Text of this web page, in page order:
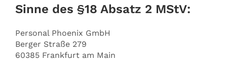
Sinne des §18 Absatz 2 MStV:
Personal Phoenix GmbH
Berger Straße 279
60385 Frankfurt am Main